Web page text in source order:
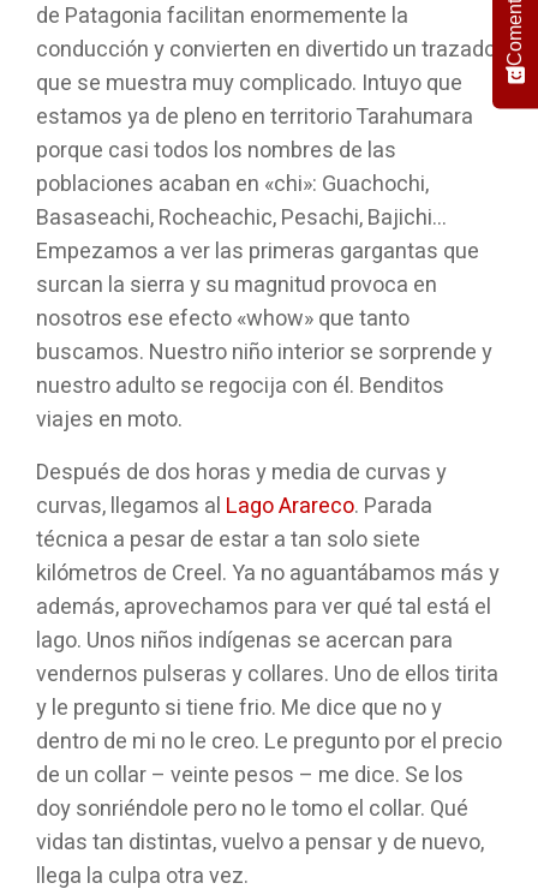
de Patagonia facilitan enormemente la
conducción y convierten en divertido un trazado
que se muestra muy complicado. Intuyo que
estamos ya de pleno en territorio Tarahumara
porque casi todos los nombres de las
poblaciones acaban en «chi»: Guachochi,
Basaseachi, Rocheachic, Pesachi, Bajichi…
Empezamos a ver las primeras gargantas que
surcan la sierra y su magnitud provoca en
nosotros ese efecto «whow» que tanto
buscamos. Nuestro niño interior se sorprende y
nuestro adulto se regocija con él. Benditos
viajes en moto.
Después de dos horas y media de curvas y
curvas, llegamos al Lago Arareco. Parada
técnica a pesar de estar a tan solo siete
kilómetros de Creel. Ya no aguantábamos más y
además, aprovechamos para ver qué tal está el
lago. Unos niños indígenas se acercan para
vendernos pulseras y collares. Uno de ellos tirita
y le pregunto si tiene frio. Me dice que no y
dentro de mi no le creo. Le pregunto por el precio
de un collar – veinte pesos – me dice. Se los
doy sonriéndole pero no le tomo el collar. Qué
vidas tan distintas, vuelvo a pensar y de nuevo,
llega la culpa otra vez.